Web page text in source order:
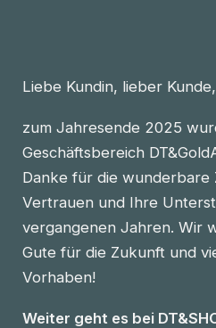
Liebe Kundin, lieber Kunde,
zum Jahresende 2025
Geschäftsbereich
Danke für die wunderbare
Vertrauen und Ihre
vergangenen Jahren. Wir
Gute für die Zukunft und
Vorhaben!
Weiter geht es bei